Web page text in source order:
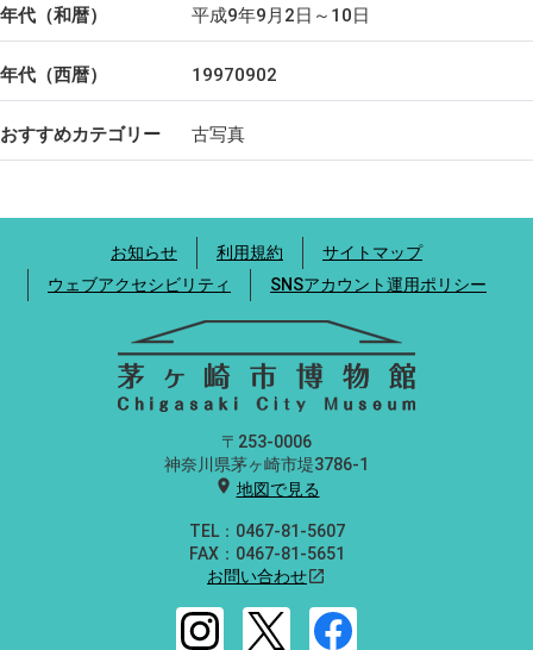
年代（和暦） 平成9年9月2日～10日
年代（西暦） 19970902
おすすめカテゴリー 古写真
お知らせ 利用規約
サイトマップ
ウェブアクセシビリティ
SNSアカウント運用ポリシー
〒253-0006
神奈川県茅ヶ崎市堤3786-1
location_on 地図で見る
TEL：0467-81-5607
FAX：0467-81-5651
お問い合わせopen_in_new